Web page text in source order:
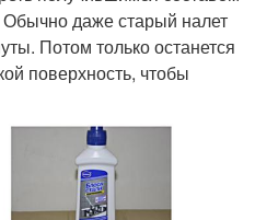
даже старый налет
Потом только останется
поверхность, чтобы